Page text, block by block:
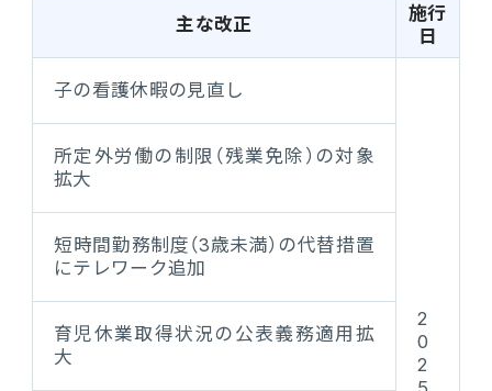
主な改正
施行
日
子の看護休暇の見直し
2
0
2
所定外労働の制限（残業免除）の対象
拡大
短時間勤務制度（3歳未満）の代替措置
にテレワーク追加
育児休業取得状況の公表義務適用拡
大